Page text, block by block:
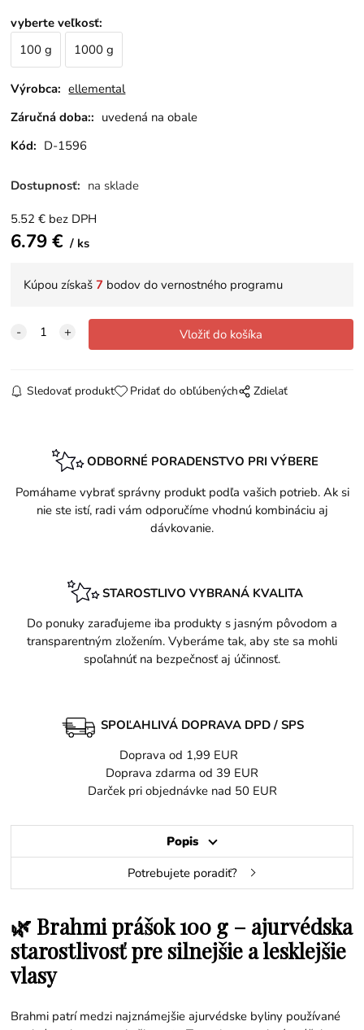
vyberte veľkosť:
100 g
1000 g
Výrobca: ellemental
Záručná doba:: uvedená na obale
Kód: D-1596
Dostupnosť: na sklade
5.52 € bez DPH
6.79€ ks
Kúpou získaš7 bodov do vernostného programu
Sledovať produkt Pridať do obľúbených Zdielať
ODBORNÉ PORADENSTVO PRI VÝBERE
Pomáhame vybrať správny produkt podľa vašich potrieb. Ak si
nie ste istí, radi vám odporučíme vhodnú kombináciu aj
dávkovanie.
STAROSTLIVO VYBRANÁ KVALITA
Do ponuky zaraďujeme iba produkty s jasným pôvodom a
transparentným zložením. Vyberáme tak, aby ste sa mohli
spoľahnúť na bezpečnosť aj účinnosť.
SPOĽAHLIVÁ DOPRAVA DPD / SPS
Doprava od 1,99 EUR
Doprava zdarma od 39 EUR
Darček pri objednávke nad 50 EUR
Popis
Potrebujete poradiť?
🌿 Brahmi prášok 100 g – ajurvédska
starostlivosť pre silnejšie a lesklejšie
vlasy
Brahmi patrí medzi najznámejšie ajurvédske byliny používané